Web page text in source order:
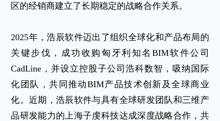
区的经销商建立了长期稳定的战略合作关系。
2025年，浩辰软件迈出了组织全球化和产品布局的
关键步伐，成功收购匈牙利知名BIM软件公司
CadLine，并设立控股子公司浩科数智，吸纳国际
化团队，共同推动BIM产品技术创新及全球商业
化。近期，浩辰软件与具有全球研发团队和三维产
品研发能力的上海子虔科技达成深度战略合作，共